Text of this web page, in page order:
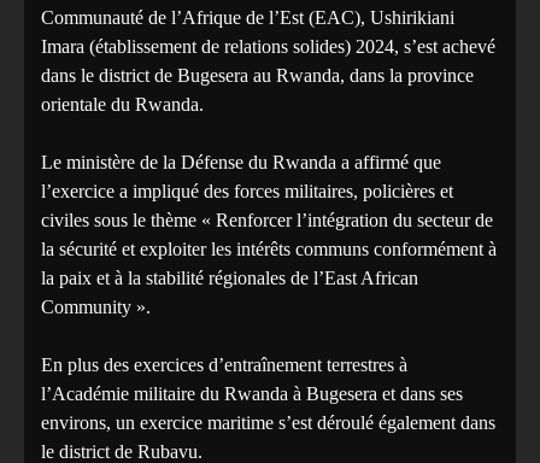
Communauté de l’Afrique de l’Est (EAC), Ushirikiani
Imara (établissement de relations solides) 2024, s’est achevé
dans le district de Bugesera au Rwanda, dans la province
orientale du Rwanda.
Le ministère de la Défense du Rwanda a affirmé que
l’exercice a impliqué des forces militaires, policières et
civiles sous le thème « Renforcer l’intégration du secteur de
la sécurité et exploiter les intérêts communs conformément à
la paix et à la stabilité régionales de l’East African
Community ».
En plus des exercices d’entraînement terrestres à
l’Académie militaire du Rwanda à Bugesera et dans ses
environs, un exercice maritime s’est déroulé également dans
le district de Rubavu.